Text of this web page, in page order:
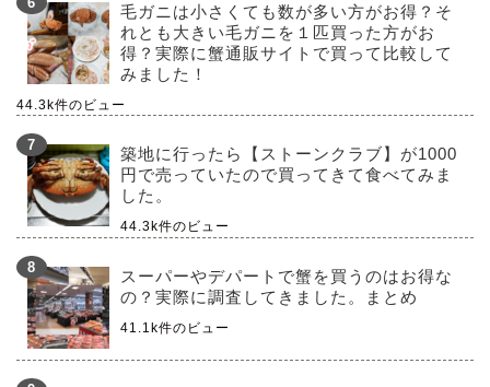
毛ガニは小さくても数が多い方がお得？そ
れとも大きい毛ガニを１匹買った方がお
得？実際に蟹通販サイトで買って比較して
みました！
44.3k件のビュー
築地に行ったら【ストーンクラブ】が1000
円で売っていたので買ってきて食べてみま
した。
44.3k件のビュー
スーパーやデパートで蟹を買うのはお得な
の？実際に調査してきました。まとめ
41.1k件のビュー